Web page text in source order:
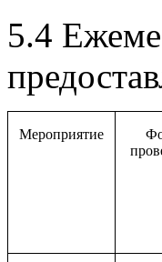
5.4
Мероприятие